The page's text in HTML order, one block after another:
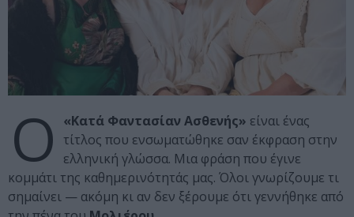
Ο «Κατά Φαντασίαν Ασθενής» είναι ένας
τίτλος που ενσωματώθηκε σαν έκφραση στην
ελληνική γλώσσα. Μια φράση που έγινε
κομμάτι της καθημερινότητάς μας. Όλοι γνωρίζουμε τι
σημαίνει — ακόμη κι αν δεν ξέρουμε ότι γεννήθηκε από